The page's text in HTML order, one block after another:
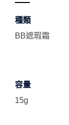
種類
BB遮瑕霜
容量
15g